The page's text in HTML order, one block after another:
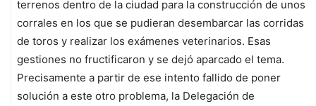
terrenos dentro de la ciudad para la construcción de unos
corrales en los que se pudieran desembarcar las corridas
de toros y realizar los exámenes veterinarios. Esas
gestiones no fructificaron y se dejó aparcado el tema.
Precisamente a partir de ese intento fallido de poner
solución a este otro problema, la Delegación de